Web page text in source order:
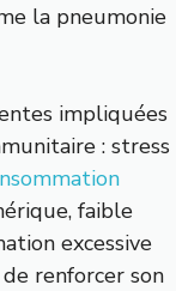
la pneumonie
impliquées
: stress
faible
excessive
renforcer son